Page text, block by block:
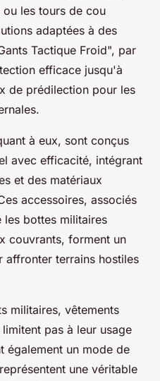
les tours de cou
adaptées à des
Tactique Froid", par
efficace jusqu'à
de prédilection pour les
à eux, sont conçus
avec efficacité, intégrant
et des matériaux
accessoires, associés
les bottes militaires
couvrants, forment un
affronter terrains hostiles
militaires, vêtements
pas à leur usage
également un mode de
une véritable